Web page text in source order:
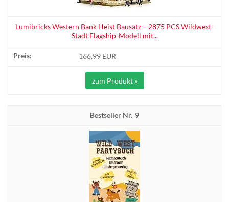
Lumibricks Western Bank Heist Bausatz – 2875 PCS Wildwest-
Stadt Flagship-Modell mit...
166,99 EUR
zum Produkt »
9